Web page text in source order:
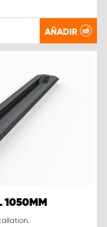
AÑADIR
1050MM